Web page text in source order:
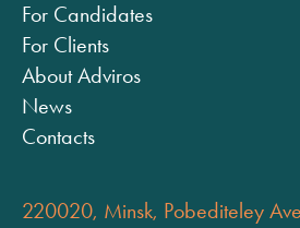
For Candidates
For Clients
About Adviros
News
Contacts
220020, Minsk, Pobediteley